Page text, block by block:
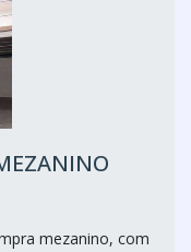
mezanino, com